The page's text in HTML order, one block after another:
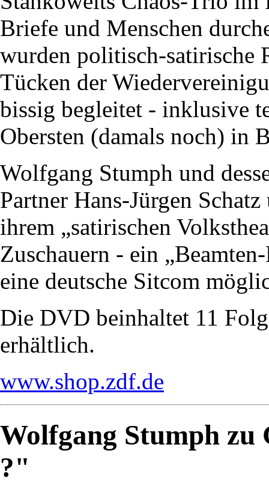
Briefe und Menschen
wurden politisch-satirische
Tücken der
bissig begleitet - inklusive
Obersten (damals noch) in
Wolfgang Stumph und
Partner Hans-Jürgen
ihrem „satirischen
Zuschauern - ein
eine deutsche Sitcom
Die DVD beinhaltet 11
erhältlich.
www.shop.zdf.de
Wolfgang Stumph zu
?"